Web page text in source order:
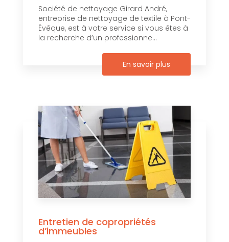
Société de nettoyage Girard André,
entreprise de nettoyage de textile à Pont-
Évêque, est à votre service si vous êtes à
la recherche d’un professionne...
En savoir plus
Entretien de copropriétés
d’immeubles